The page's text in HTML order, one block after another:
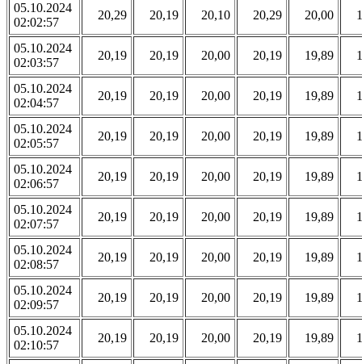
05.10.2024
02:02:57
20,29 20,19 20,10 20,29 20,00
05.10.2024
02:03:57
20,19 20,19 20,00 20,19 19,89
05.10.2024
02:04:57
20,19 20,19 20,00 20,19 19,89
05.10.2024
02:05:57
20,19 20,19 20,00 20,19 19,89
05.10.2024
02:06:57
20,19 20,19 20,00 20,19 19,89
05.10.2024
02:07:57
20,19 20,19 20,00 20,19 19,89
05.10.2024
02:08:57
20,19 20,19 20,00 20,19 19,89
05.10.2024
02:09:57
20,19 20,19 20,00 20,19 19,89
05.10.2024
02:10:57
20,19 20,19 20,00 20,19 19,89